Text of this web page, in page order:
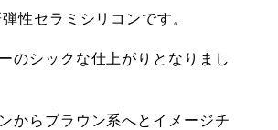
性セラミシリコンです。
のシックな仕上がりとなりまし
からブラウン系へとイメージチ